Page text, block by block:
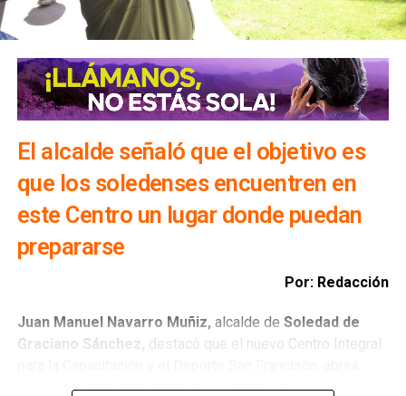
El alcalde señaló que el objetivo es
que los soledenses encuentren en
este Centro un lugar donde puedan
prepararse
Por: Redacción
Juan Manuel Navarro Muñiz,alcalde de Soledad de
Graciano Sánchez, destacó que el nuevo Centro Integral
nuevas oportunidades para que las familias -jóvenes y